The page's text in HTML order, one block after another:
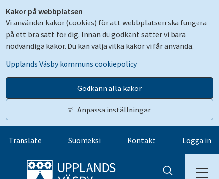
Kakor på webbplatsen
Vi använder kakor (cookies) för att webbplatsen ska fungera
på ett bra sätt för dig. Innan du godkänt sätter vi bara
nödvändiga kakor. Du kan välja vilka kakor vi får använda.
Upplands Väsby kommuns cookiepolicy
Godkänn alla kakor
Anpassa inställningar
Gå till innehåll
Translate Suomeksi Kontakt Logga in